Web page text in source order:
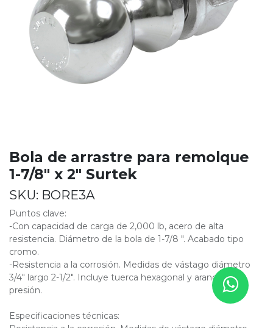
Bola de arrastre para remolque
1-7/8" x 2" Surtek
SKU: BORE3A
Puntos clave:
-Con capacidad de carga de 2,000 lb, acero de alta
resistencia. Diámetro de la bola de 1-7/8 ". Acabado tipo
cromo.
-Resistencia a la corrosión. Medidas de vástago diámetro
3/4" largo 2-1/2". Incluye tuerca hexagonal y arandela de
presión.
Especificaciones técnicas: